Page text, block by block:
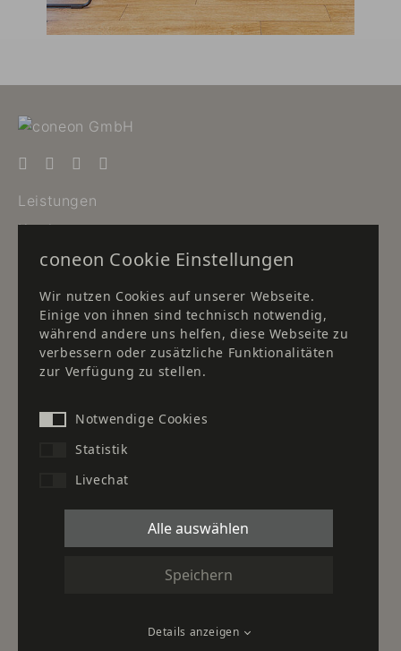
Leistungen
Karriere
Newsletter
Standort Düsseldorf
Standort Frankfurt
Kontakt
Wasserspenderlösungen:
Ausbau und Einrichtung von Krankenhäusern und
coneon Cookie Einstellungen
Wir nutzen Cookies auf unserer Webseite.
Einige von ihnen sind technisch notwendig,
während andere uns helfen, diese Webseite zu
verbessern oder zusätzliche Funktionalitäten
zur Verfügung zu stellen.
Notwendige Cookies
Statistik
Livechat
Alle auswählen
Speichern
Details anzeigen